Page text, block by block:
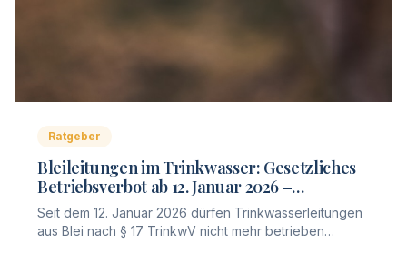
Ratgeber
Bleileitungen im Trinkwasser: Gesetzliches
Betriebsverbot ab 12. Januar 2026 –
Untersuchung und Bewertung
Seit dem 12. Januar 2026 dürfen Trinkwasserleitungen
aus Blei nach § 17 TrinkwV nicht mehr betrieben